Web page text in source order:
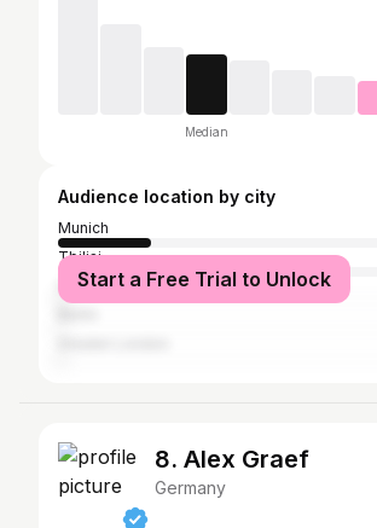
Median
Audience location by city
Munich
Tbilisi
Istanbul
Start a Free Trial to Unlock
8. Alex Graef
Germany